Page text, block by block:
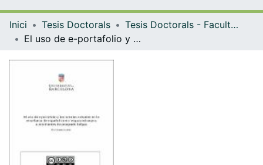
Navega per tot el DD
Com publicar
Inici Tesis Doctorals
Tesis Doctorals - Facultat - Educació
El uso de e-portafolio y las tutorías virtuales en la enseñanza de español como lengua extranjera a estudiantes de posgrado belgas